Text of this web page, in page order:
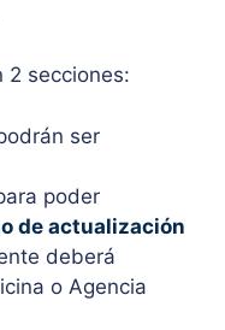
2 secciones:
ser
poder
de actualización
deberá
o Agencia